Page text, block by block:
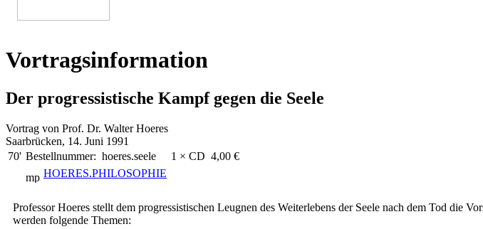
Vortragsinformation
Der progressistische Kampf gegen die Seele
Vortrag von Prof. Dr. Walter Hoeres
Saarbrücken, 14. Juni 1991
70' Bestellnummer: hoeres.seele 1 × CD 4,00 €
HOERES.PHILOSOPHIE
Professor Hoeres stellt dem progressistischen Leugnen des Weiterlebens der Seele nach dem Tod die
werden folgende Themen: